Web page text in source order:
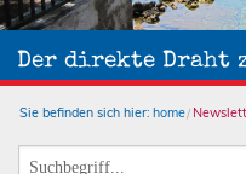
Der direkte Draht
Sie befinden sich hier: home